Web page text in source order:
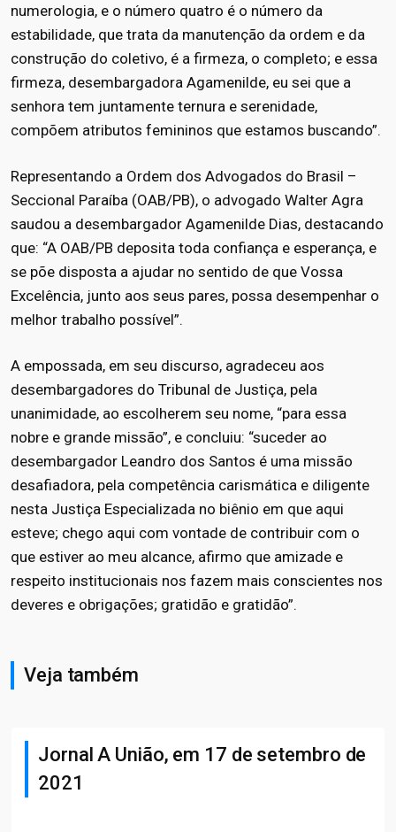
numerologia, e o número quatro é o número da
estabilidade, que trata da manutenção da ordem e da
construção do coletivo, é a firmeza, o completo; e essa
firmeza, desembargadora Agamenilde, eu sei que a
senhora tem juntamente ternura e serenidade,
compõem atributos femininos que estamos buscando”.
Representando a Ordem dos Advogados do Brasil –
Seccional Paraíba (OAB/PB), o advogado Walter Agra
saudou a desembargador Agamenilde Dias, destacando
que: “A OAB/PB deposita toda confiança e esperança, e
se põe disposta a ajudar no sentido de que Vossa
Excelência, junto aos seus pares, possa desempenhar o
melhor trabalho possível”.
A empossada, em seu discurso, agradeceu aos
desembargadores do Tribunal de Justiça, pela
unanimidade, ao escolherem seu nome, “para essa
nobre e grande missão”, e concluiu: “suceder ao
desembargador Leandro dos Santos é uma missão
desafiadora, pela competência carismática e diligente
nesta Justiça Especializada no biênio em que aqui
esteve; chego aqui com vontade de contribuir com o
que estiver ao meu alcance, afirmo que amizade e
respeito institucionais nos fazem mais conscientes nos
deveres e obrigações; gratidão e gratidão”.
Veja também
Jornal A União, em 17 de setembro de
2021